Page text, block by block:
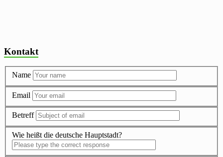
Kontakt
Name
Email
Betreff
Wie heißt die deutsche Hauptstadt?